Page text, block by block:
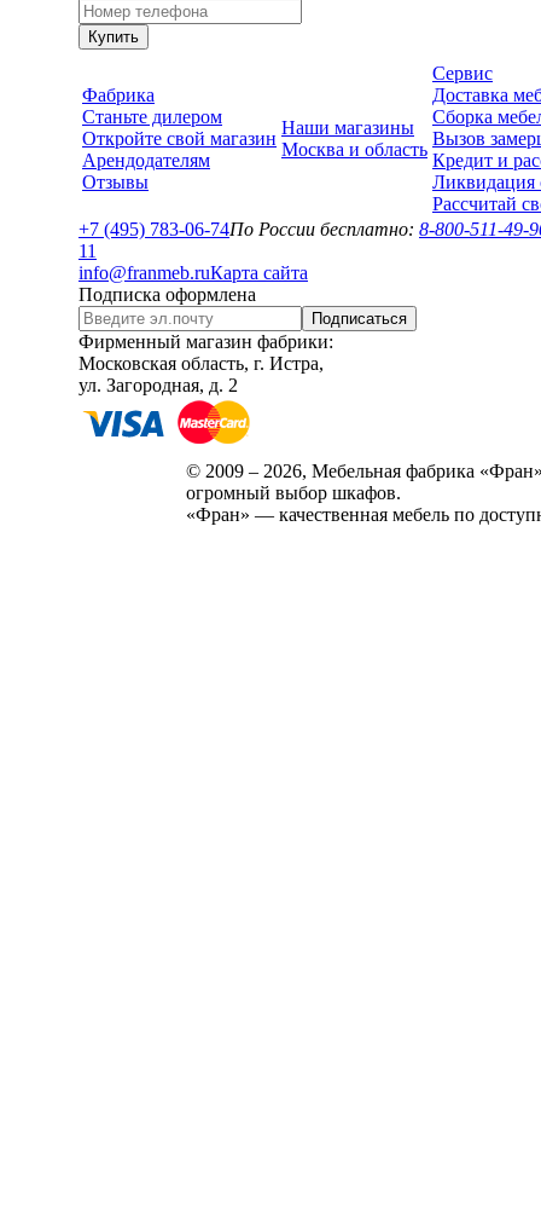
Купить
Фабрика
Станьте дилером
Откройте свой магазин
Арендодателям
Отзывы
Наши магазины
Москва и область
Сервис
Доставка
Сборка
Вызов
Кредит и
Ликвидация
Рассчитай
+7 (495) 783-06-74По России бесплатно: 8-800-511-49-
11
info@franmeb.ruКарта сайта
Подписка оформлена
Подписаться
Фирменный магазин фабрики:
Московская область, г. Истра,
ул. Загородная, д. 2
© 2009 – 2026, Мебельная фабрика
огромный выбор шкафов.
«Фран» — качественная мебель по